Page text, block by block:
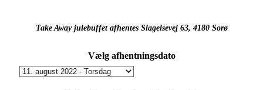
Take Away julebuffet afhentes Slagelsevej 63, 4180 Sorø
Vælg afhentningsdato